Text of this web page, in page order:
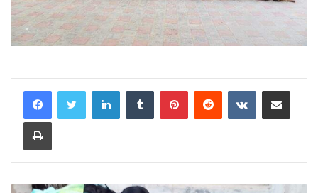
LinkedInTumblr PinterestReddit VKontakteShare via Email
Print